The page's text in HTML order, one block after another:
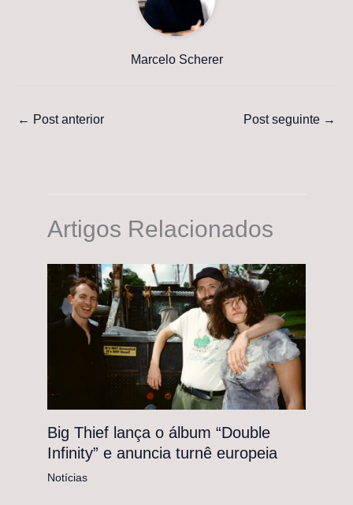
Marcelo Scherer
← Post anterior Post seguinte →
Artigos Relacionados
Big Thief lança o álbum “Double
Infinity” e anuncia turnê europeia
Notícias